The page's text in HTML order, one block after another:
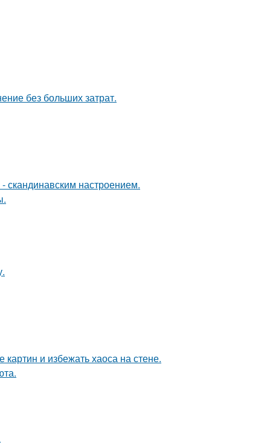
без больших затрат.
скандинавским настроением.
и избежать хаоса на стене.